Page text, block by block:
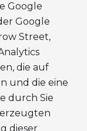
Google
Google
Street,
die auf
und die eine
durch Sie
dieser